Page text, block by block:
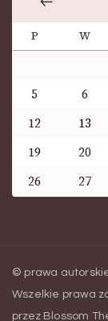
P W
5
6
12
13
19
20
26
27
© prawa
Wszelkie prawa
przez Blossom